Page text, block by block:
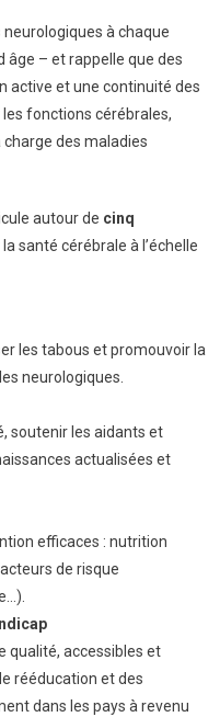
à chaque
âge – et rappelle que des
active et une continuité des
fonctions cérébrales,
des maladies
autour de cinq
santé cérébrale à l’échelle
les tabous et promouvoir la
neurologiques.
soutenir les aidants et
actualisées et
efficaces : nutrition
de risque
qualité, accessibles et
rééducation et des
dans les pays à revenu